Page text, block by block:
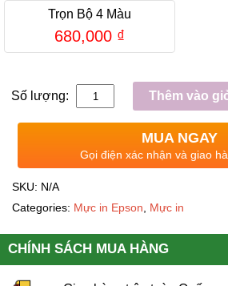
Trọn Bộ 4 Màu
680,000 ₫
Số lượng: Thêm vào
MUA NGAY
Gọi điện xác nhận và giao
SKU: N/A
Categories: Mực in Epson Mực in
CHÍNH SÁCH MUA HÀNG